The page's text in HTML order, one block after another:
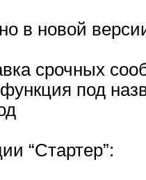
в новой
срочных
под
“Стартер”: